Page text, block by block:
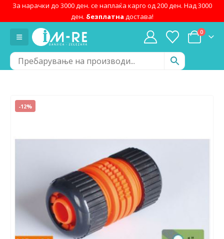
За нарачки до 3000 ден. се наплаќа карго од 200 ден. Над 3000
ден. безплатна достава!
0
-12%